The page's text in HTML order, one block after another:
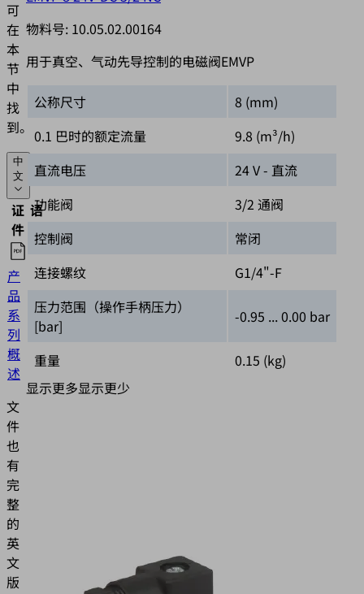
可
在
本
节
中
找
到。
中
文
证
件
语
种
产
品
系
列
概
述
中
文
文
件
也
有
完
整
的
英
文
版
物料号: 10.05.02.00164
用于真空、气动先导控制的电磁阀EMVP
公称尺寸
8 (mm)
0.1 巴时的额定流量
9.8 (m³/h)
直流电压
24 V - 直流
功能阀
3/2 通阀
控制阀
常闭
连接螺纹
G1/4"-F
压力范围（操作手柄压力）
[bar]
-0.95 ... 0.00 bar
重量
0.15 (kg)
显示更多显示更少